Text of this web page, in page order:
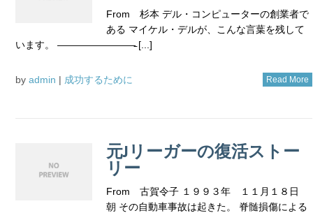
From 杉本 デル・コンピューターの創業者で
ある マイケル・デルが、こんな言葉を残して
います。 ————————̵ [...]
by admin | 成功するために Read More
元Jリーガーの復活ストー
リー
From 古賀令子 １９９３年 １１月１８日
朝 その自動車事故は起きた。 脊髄損傷による